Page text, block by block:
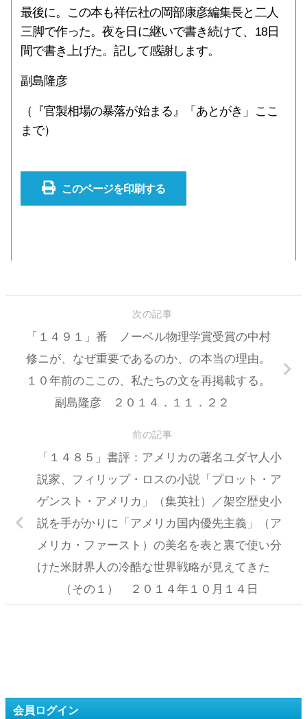
最後に。この本も祥伝社の岡部康彦編集長と二人
三脚で作った。夜を日に継いで書き続けて、18日
間で書き上げた。記して感謝します。
副島隆彦
（『官製相場の暴落が始まる』「あとがき」ここ
まで）
このページを印刷する
次の記事
「１４９１」番 ノーベル物理学賞受賞の中村
修ニが、なぜ重要であるのか、の本当の理由。
１０年前のここの、私たちの文を再掲載する。
副島隆彦 ２０１４．１１．２２
前の記事
「１４８５」書評：アメリカの著名ユダヤ人小
説家、フィリップ・ロスの小説「プロット・ア
ゲンスト・アメリカ」（集英社）／架空歴史小
説を手がかりに「アメリカ国内優先主義」（ア
メリカ・ファースト）の美名を表と裏で使い分
けた米財界人の冷酷な世界戦略が見えてきた
（その１） ２０１４年１０月１４日
会員ログイン